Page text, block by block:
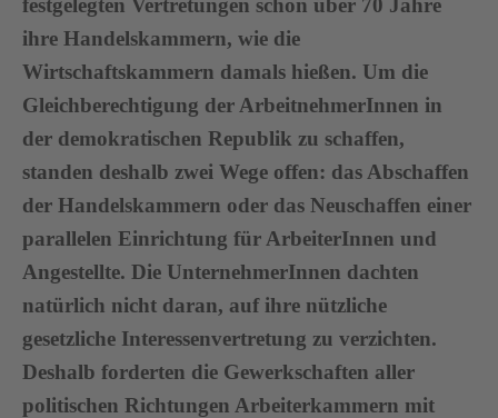
festgelegten Vertretungen schon über 70 Jahre
ihre Handelskammern, wie die
Wirtschaftskammern damals hießen. Um die
Gleichberechtigung der ArbeitnehmerInnen in
der demokratischen Republik zu schaffen,
standen deshalb zwei Wege offen: das Abschaffen
der Handelskammern oder das Neuschaffen einer
parallelen Einrichtung für ArbeiterInnen und
Angestellte. Die UnternehmerInnen dachten
natürlich nicht daran, auf ihre nützliche
gesetzliche Interessenvertretung zu verzichten.
Deshalb forderten die Gewerkschaften aller
politischen Richtungen Arbeiterkammern mit